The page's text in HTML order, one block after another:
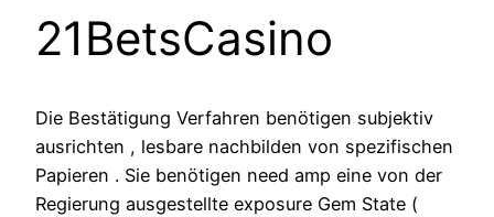
21BetsCasino
Die Bestätigung Verfahren benötigen subjektiv
ausrichten , lesbare nachbilden von spezifischen
Papieren . Sie benötigen need amp eine von der
Regierung ausgestellte exposure Gem State (